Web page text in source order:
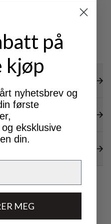
på
kjøp
nyhetsbrev og
første
eksklusive
din.
MEG